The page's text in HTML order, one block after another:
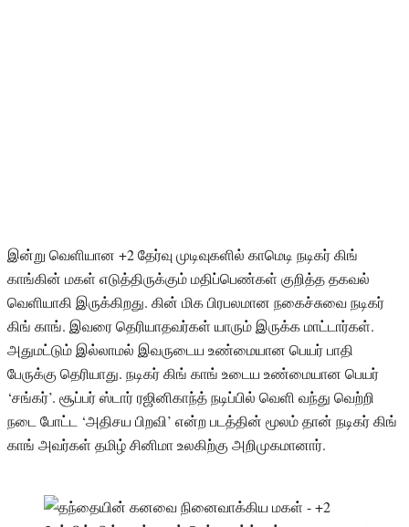
இன்று வெளியான +2 தேர்வு முடிவுகளில் காமெடி நடிகர் கிங்
காங்கின் மகள் எடுத்திருக்கும் மதிப்பெண்கள் குறித்த தகவல்
வெளியாகி இருக்கிறது. கின் மிக பிரபலமான நகைச்சுவை நடிகர்
கிங் காங். இவரை தெரியாதவர்கள் யாரும் இருக்க மாட்டார்கள்.
அதுமட்டும் இல்லாமல் இவருடைய உண்மையான பெயர் பாதி
பேருக்கு தெரியாது. நடிகர் கிங் காங் உடைய உண்மையான பெயர்
‘சங்கர்’. சூப்பர் ஸ்டார் ரஜினிகாந்த் நடிப்பில் வெளி வந்து வெற்றி
நடை போட்ட ‘அதிசய பிறவி’ என்ற படத்தின் மூலம் தான் நடிகர் கிங்
காங் அவர்கள் தமிழ் சினிமா உலகிற்கு அறிமுகமானார்.